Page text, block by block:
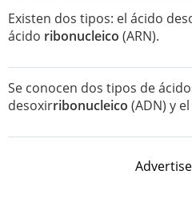
Existen dos tipos: el ácido
ácido ribonucleico (ARN).
Se conocen dos tipos de
desoxirribonucleico (ADN) y